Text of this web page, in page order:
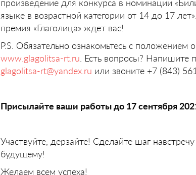
произведение для конкурса в номинации
языке в возрастной категории от 14 до 17
премия «Глаголица» ждет вас!
P.S. Обязательно ознакомьтесь с положением
www.glagolitsa-rt.ru . Есть вопросы? Напишите
glagolitsa-rt@yandex.ru или звоните +7 (843)
Присылайте ваши работы до 17 сентября
Участвуйте, дерзайте! Сделайте шаг
будущему!
Желаем всем успеха!